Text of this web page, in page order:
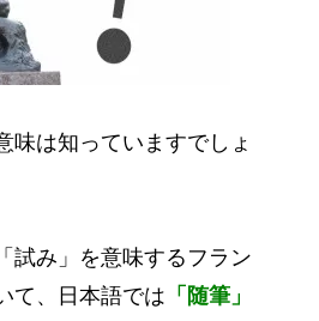
味は知っていますでしょ
試み」を意味するフラン
て、日本語では 「随筆」